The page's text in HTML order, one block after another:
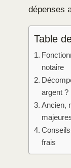
dépenses
Table
notaire
argent ?
Ancien,
frais